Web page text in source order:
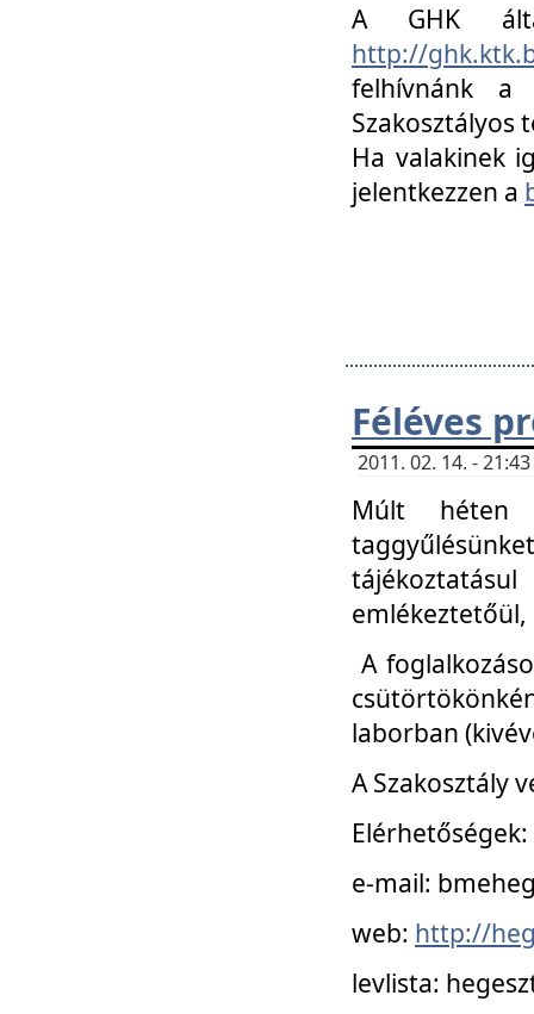
A GHK
http://
felhívnánk a
Szakosztályos
Ha valakinek
jelentkezzen a
Féléves
2011. 02. 14. -
Múlt héten
emlékeztetőül,
A
laborban
A Szakosztály
Elérhetőségek:
e-mail:
web: http://
levlista: